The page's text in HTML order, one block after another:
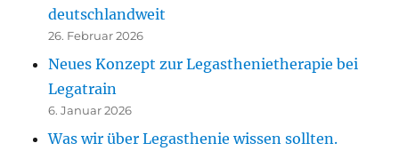
deutschlandweit
26. Februar 2026
Neues Konzept zur Legasthenietherapie bei
Legatrain
6. Januar 2026
Was wir über Legasthenie wissen sollten.